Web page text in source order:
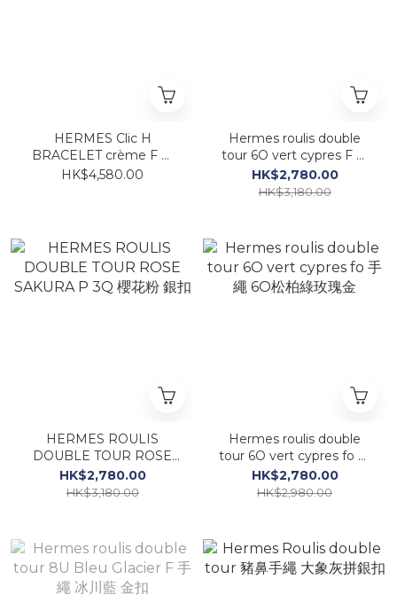
HERMES Clic H
BRACELET crème F 奶
白/金 手鐲
HK$4,580.00
Hermes roulis double
tour 6O vert cypres F 手
繩 6O 松柏綠金
HK$2,780.00
HK$3,180.00
HERMES ROULIS
DOUBLE TOUR ROSE
SAKURA P 3Q 櫻花粉 銀
扣
HK$2,780.00
HK$3,180.00
Hermes roulis double
tour 6O vert cypres fo 手
繩 6O松柏綠玫瑰金
HK$2,780.00
HK$2,980.00